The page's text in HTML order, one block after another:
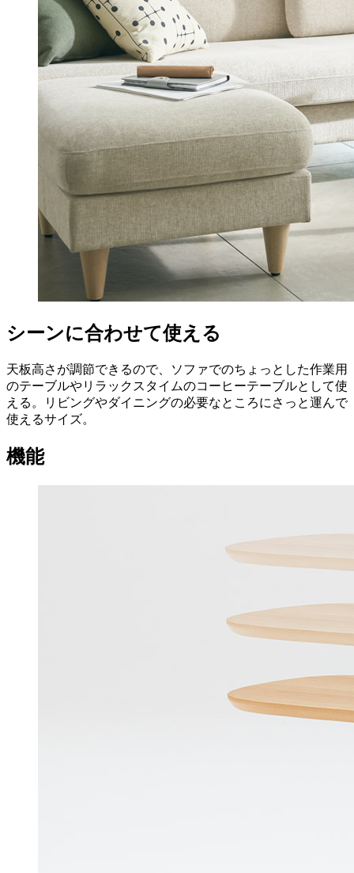
シーンに合わせて使える
天板高さが調節できるので、ソファでのちょっとした作業用
のテーブルやリラックスタイムのコーヒーテーブルとして使
える。リビングやダイニングの必要なところにさっと運んで
使えるサイズ。
機能